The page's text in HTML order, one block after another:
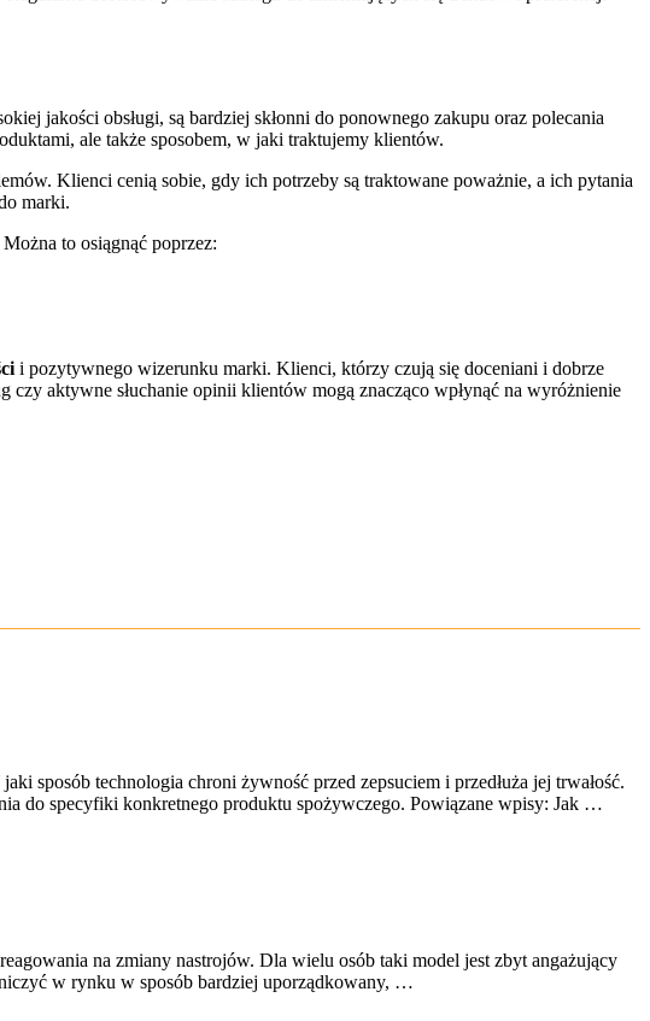
jakości obsługi, są bardziej skłonni do ponownego zakupu oraz polecania
ale także sposobem, w jaki traktujemy klientów.
Klienci cenią sobie, gdy ich potrzeby są traktowane poważnie, a ich pytania
marki.
to osiągnąć poprzez:
i pozytywnego wizerunku marki. Klienci, którzy czują się doceniani i dobrze
czy aktywne słuchanie opinii klientów mogą znacząco wpłynąć na wyróżnienie
sposób technologia chroni żywność przed zepsuciem i przedłuża jej trwałość.
do specyfiki konkretnego produktu spożywczego. Powiązane wpisy: Jak …
na zmiany nastrojów. Dla wielu osób taki model jest zbyt angażujący
w rynku w sposób bardziej uporządkowany, …